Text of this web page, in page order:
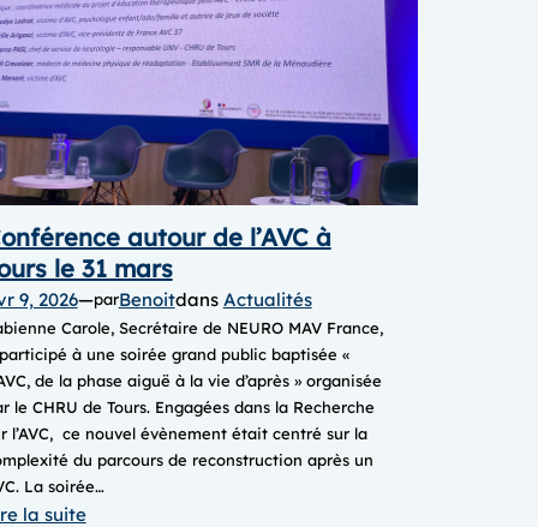
le
projet
de
? »
autour de l’AVC à
le 31 mars
9, 2026—parBenoitdans Actualités
Carole, Secrétaire de NEURO MAV France,
à une soirée grand public baptisée «
de la phase aiguë à la vie d’après » organisée
le CHRU de Tours. Engagées dans la Recherche
l’AVC, ce nouvel évènement était centré sur la
du parcours de reconstruction après un
La soirée…
la suite: